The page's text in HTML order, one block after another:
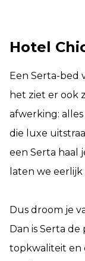
Hotel
Een Serta-bed
het ziet er ook
afwerking:
die luxe
een Serta haal
laten we
Dus droom je
Dan is Serta
topkwaliteit en